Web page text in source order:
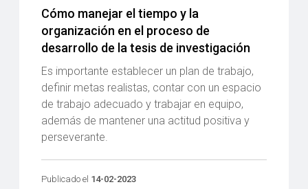
Cómo manejar el tiempo y la
organización en el proceso de
desarrollo de la tesis de investigación
Es importante establecer un plan de trabajo,
definir metas realistas, contar con un espacio
de trabajo adecuado y trabajar en equipo,
además de mantener una actitud positiva y
perseverante.
Publicado el 14-02-2023